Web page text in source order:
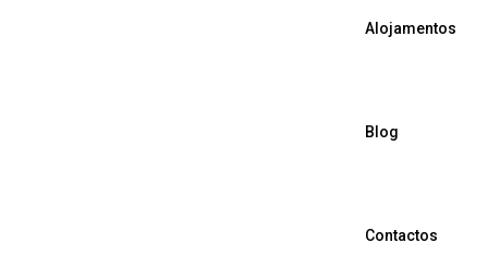
Alojamentos
Blog
Contactos